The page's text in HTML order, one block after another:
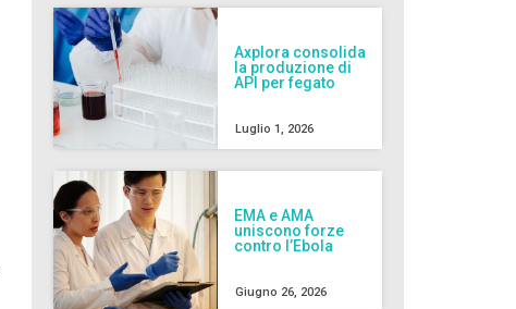
Axplora consolida
la produzione di
API per fegato
Luglio 1, 2026
EMA e AMA
uniscono forze
contro l’Ebola
Giugno 26, 2026